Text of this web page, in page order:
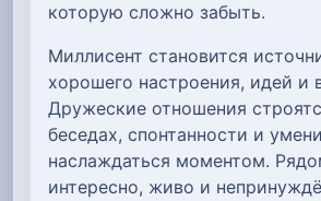
которую сложно забыть.
Миллисент становится
хорошего настроения, идей и
Дружеские отношения
беседах, спонтанности и
наслаждаться моментом.
интересно, живо и